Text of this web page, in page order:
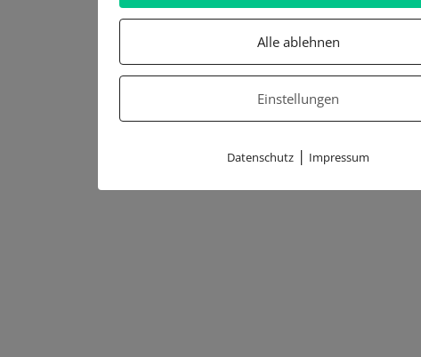
Alle ablehnen
Einstellungen
Datenschutz | Impressum